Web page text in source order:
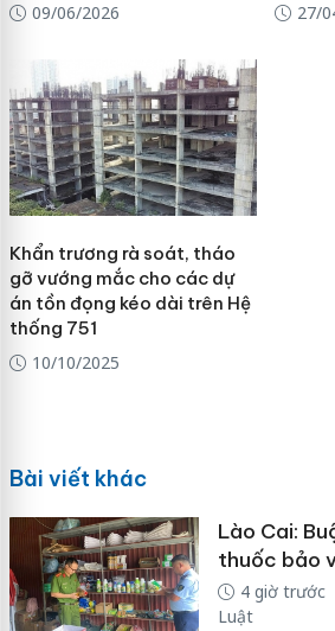
09/06/2026
27/
Khẩn trương rà soát, tháo
gỡ vướng mắc cho các dự
án tồn đọng kéo dài trên Hệ
thống 751
10/10/2025
Bài viết khác
Lào Cai:
thuốc bảo
4 giờ trước
Luật